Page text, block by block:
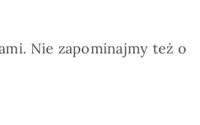
Nie zapominajmy też o